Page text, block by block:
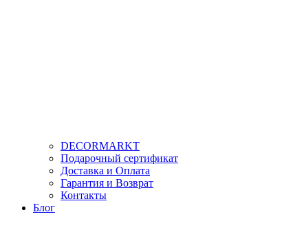
DECORMARKT
Подарочный сертификат
Доставка и Оплата
Гарантия и Возврат
Контакты
Блог